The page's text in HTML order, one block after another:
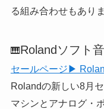
る組み合わせもありま
🎹Rolandソフト
セールページ▶
Rolandの新しい8月
マシンとアナログ・